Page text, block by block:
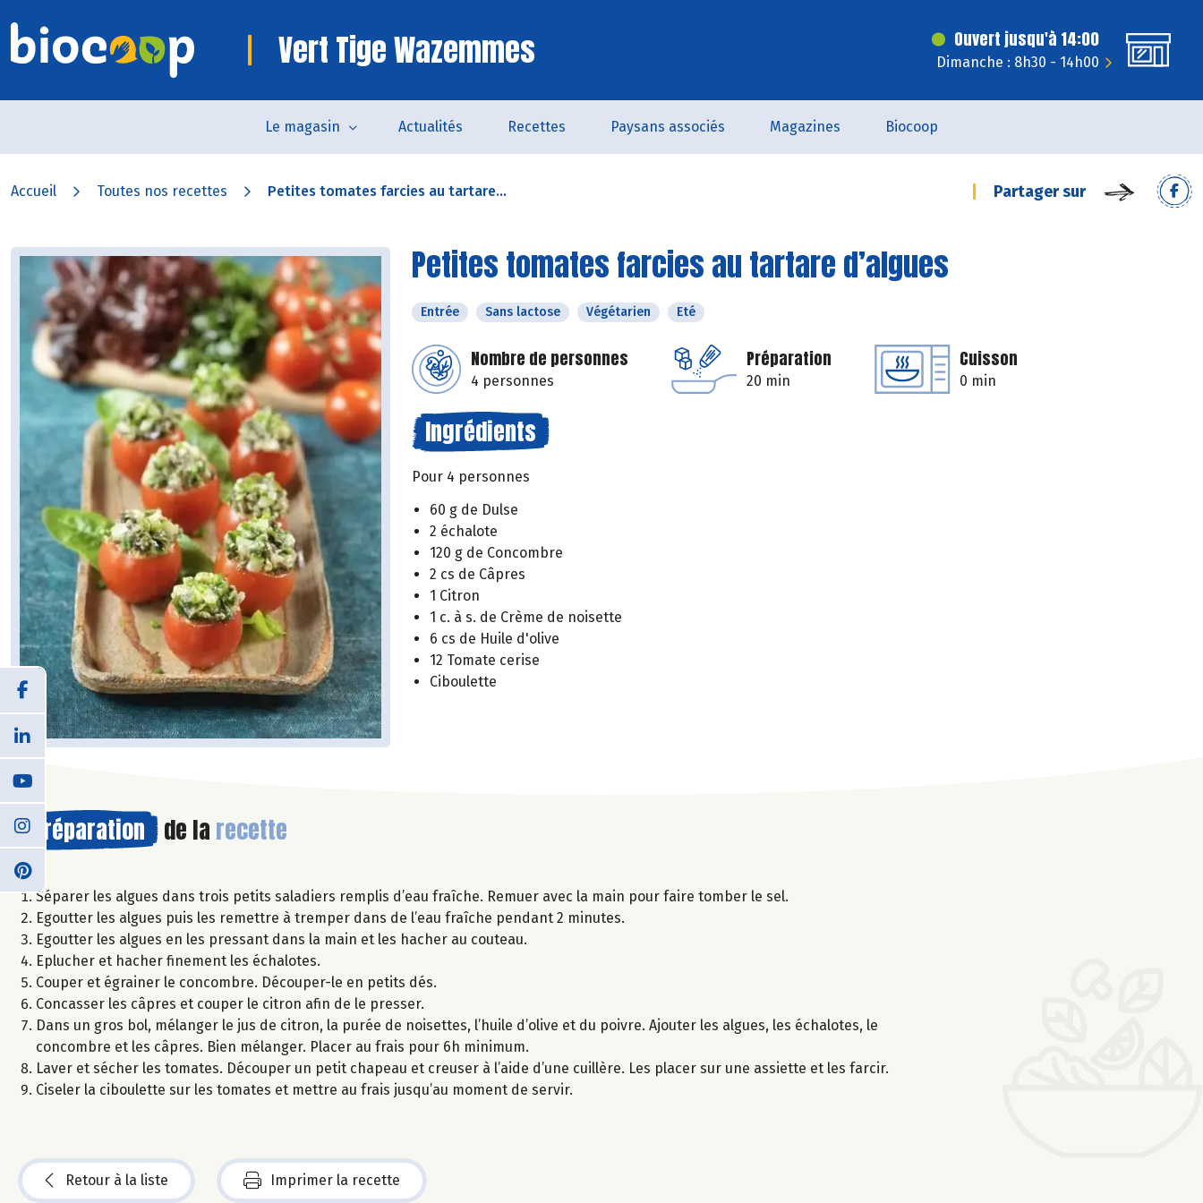
Vert Tige Wazemmes Ouvert jusqu'à 14:00
Dimanche : 8h30 - 14h00
Le magasin Actualités Recettes Paysans associés Magazines Biocoop
Accueil Toutes nos recettes Petites tomates farcies au tartare... Partager sur
Petites tomates farcies au tartare d’algues
Entrée Sans lactose Végétarien Eté
Nombre de personnes
4 personnes
Préparation
20 min
Cuisson
0 min
Ingrédients
Pour 4 personnes
60 g de Dulse
2 échalote
120 g de Concombre
2 cs de Câpres
1 Citron
1 c. à s. de Crème de noisette
6 cs de Huile d'olive
12 Tomate cerise
Ciboulette
Préparation de la recette
Séparer les algues dans trois petits saladiers remplis d’eau fraîche. Remuer avec la main pour faire tomber le sel.
Egoutter les algues puis les remettre à tremper dans de l’eau fraîche pendant 2 minutes.
Egoutter les algues en les pressant dans la main et les hacher au couteau.
Eplucher et hacher finement les échalotes.
Couper et égrainer le concombre. Découper-le en petits dés.
Concasser les câpres et couper le citron afin de le presser.
Dans un gros bol, mélanger le jus de citron, la purée de noisettes, l’huile d’olive et du poivre. Ajouter les algues, les échalotes, le
concombre et les câpres. Bien mélanger. Placer au frais pour 6h minimum.
Laver et sécher les tomates. Découper un petit chapeau et creuser à l’aide d’une cuillère. Les placer sur une assiette et les farcir.
Ciseler la ciboulette sur les tomates et mettre au frais jusqu’au moment de servir.
Retour à la liste Imprimer la recette